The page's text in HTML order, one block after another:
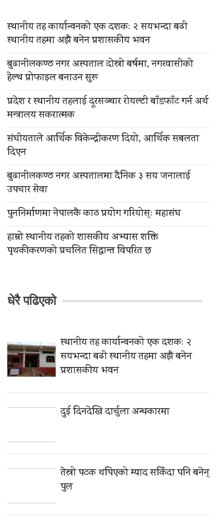
स्थानीय तह कार्यान्वनको एक दशकः २ सयभन्दा बढी
स्थानीय तहमा अझै बनेन प्रशासकीय भवन
बुढानीलकण्ठ नगर अस्पताल दोस्रो बर्षमा, नगरवासीको
हेल्थ प्रोफाइल बनाउन सुरू
प्रदेश र स्थानीय तहलाई दूरसञ्चार रोयल्टी बाँडफाँट गर्न अर्थ
मन्त्रालय सकरात्मक
संघीयताले आर्थिक विकेन्द्रीकरण दियो, आर्थिक सबलता
दिएन
बुढानीलकण्ठ नगर अस्पतालमा दैनिक ३ सय जनालाई
उपचार सेवा
पुननिर्माणमा नेपालकै काठ प्रयोग गरियोस्ः महासंघ
हाम्रो स्थानीय तहको शासकीय अभ्यास शक्ति
पृथकीकरणको प्रचलित सिद्धान्त विपरित छ
धेरै पढिएको
स्थानीय तह कार्यान्वनको एक दशकः २
सयभन्दा बढी स्थानीय तहमा अझै बनेन
प्रशासकीय भवन
दुई दिनदेखि दार्चुला अन्धकारमा
तेस्रो पटक थपिएको म्याद सकिँदा पनि बनेन्
पुल